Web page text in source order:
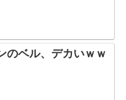
のベル、デカいｗｗ